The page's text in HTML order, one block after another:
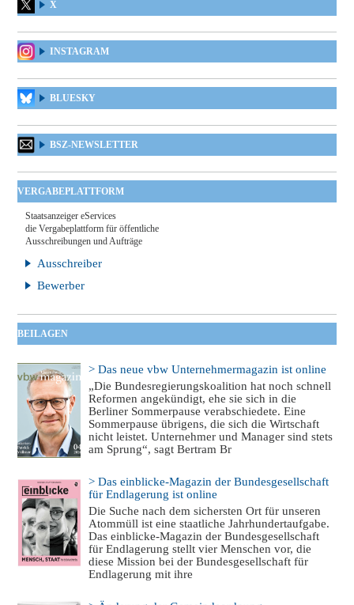
X
INSTAGRAM
BLUESKY
BSZ-NEWSLETTER
VERGABEPLATTFORM
Staatsanzeiger eServices
die Vergabeplattform für öffentliche
Ausschreibungen und Aufträge
Ausschreiber
Bewerber
BEILAGEN
> Das neue vbw Unternehmermagazin ist online
„Die Bundesregierungskoalition hat noch schnell
Reformen angekündigt, ehe sie sich in die
Berliner Sommerpause verabschiedete. Eine
Sommerpause übrigens, die sich die Wirtschaft
nicht leistet. Unternehmer und Manager sind stets
am Sprung“, sagt Bertram Br
> Das einblicke-Magazin der Bundesgesellschaft
für Endlagerung ist online
Die Suche nach dem sichersten Ort für unseren
Atommüll ist eine staatliche Jahrhundertaufgabe.
Das einblicke-Magazin der Bundesgesellschaft
für Endlagerung stellt vier Menschen vor, die
diese Mission bei der Bundesgesellschaft für
Endlagerung mit ihre